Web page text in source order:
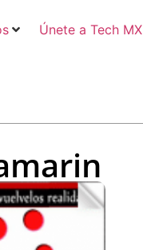
Únete a Tech MX